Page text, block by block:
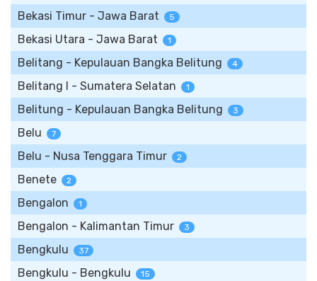
Bekasi Timur - Jawa Barat 5
Bekasi Utara - Jawa Barat 1
Belitang - Kepulauan Bangka Belitung 4
Belitang I - Sumatera Selatan 1
Belitung - Kepulauan Bangka Belitung 3
Belu 7
Belu - Nusa Tenggara Timur 2
Benete 2
Bengalon 1
Bengalon - Kalimantan Timur 3
Bengkulu 37
Bengkulu - Bengkulu 15